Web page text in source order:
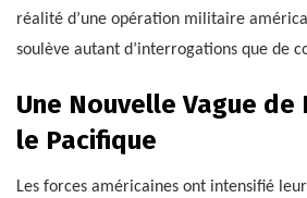
réalité d’une opération militaire
soulève autant d’interrogations que de
Une Nouvelle Vague de
le Pacifique
Les forces américaines ont intensifié